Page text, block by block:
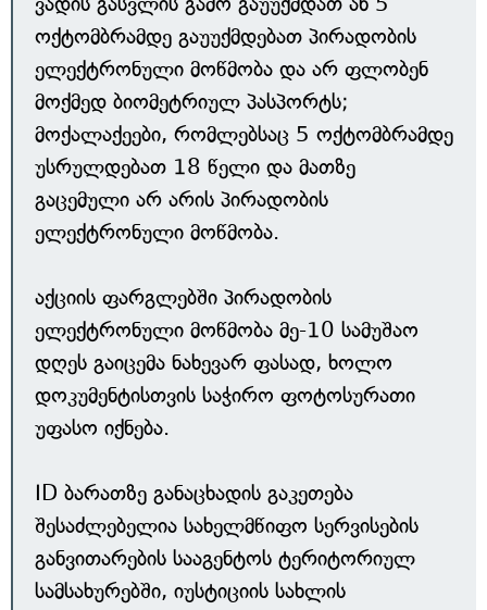
ოქტომბრამდე გაუუქმდებათ პირადობის
ელექტრონული მოწმობა და არ ფლობენ
მოქმედ ბიომეტრიულ პასპორტს;
მოქალაქეები, რომლებსაც 5 ოქტომბრამდე
უსრულდებათ 18 წელი და მათზე
გაცემული არ არის პირადობის
ელექტრონული მოწმობა.
აქციის ფარგლებში პირადობის
ელექტრონული მოწმობა მე-10 სამუშაო
დღეს გაიცემა ნახევარ ფასად, ხოლო
დოკუმენტისთვის საჭირო ფოტოსურათი
უფასო იქნება.
ID ბარათზე განაცხადის გაკეთება
შესაძლებელია სახელმწიფო სერვისების
განვითარების სააგენტოს ტერიტორიულ
სამსახურებში, იუსტიციის სახლის